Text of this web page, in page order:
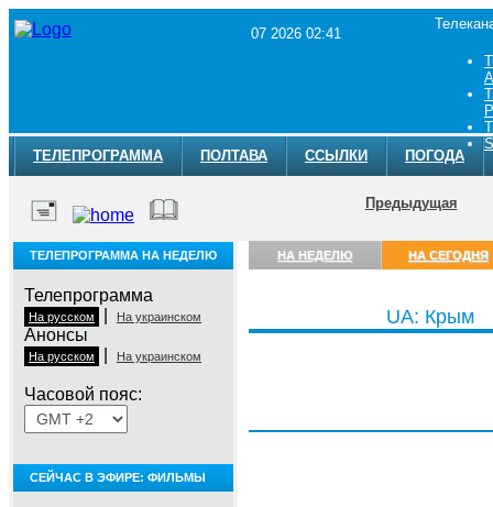
07 2026 02:41
ТЕЛЕПРОГРАММА ПОЛТАВА ССЫЛКИ ПОГОДА
Предыдущая
ТЕЛЕПРОГРАММА НА НЕДЕЛЮ
Телепрограмма
На русском На украинском
Анонсы
На русском На украинском
Часовой пояс:
СЕЙЧАС В ЭФИРЕ: ФИЛЬМЫ
НА НЕДЕЛЮ НА СЕГОДНЯ
UA: Крым